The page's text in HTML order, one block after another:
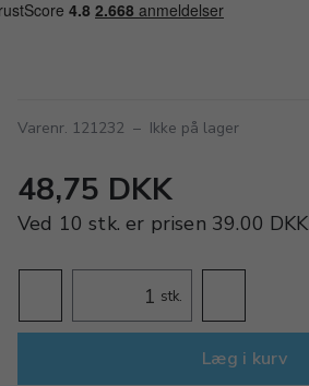
Varenr. 121232 – Ikke på lager
48,75 DKK
Ved 10 stk. er prisen 39.00 DKK
stk.
Læg i kurv